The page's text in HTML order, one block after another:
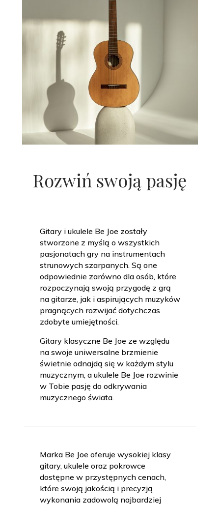
Rozwiń swoją pasję
Gitary i ukulele Be Joe zostały
stworzone z myślą o wszystkich
pasjonatach gry na instrumentach
strunowych szarpanych. Są one
odpowiednie zarówno dla osób, które
rozpoczynają swoją przygodę z grą
na gitarze, jak i aspirujących muzyków
pragnących rozwijać dotychczas
zdobyte umiejętności.
Gitary klasyczne Be Joe ze względu
na swoje uniwersalne brzmienie
świetnie odnajdą się w każdym stylu
muzycznym, a ukulele Be Joe rozwinie
w Tobie pasję do odkrywania
muzycznego świata.
Marka Be Joe oferuje wysokiej klasy
gitary, ukulele oraz pokrowce
dostępne w przystępnych cenach,
które swoją jakością i precyzją
wykonania zadowolą najbardziej